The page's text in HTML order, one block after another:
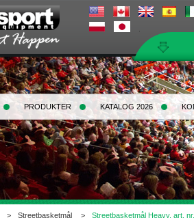
PRODUKTER KATALOG 2026
> Streetbasketmål > Streetbasketmål Heavy, art.